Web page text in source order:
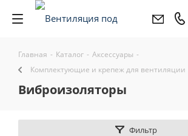
Главная - Каталог - Аксессуары -
Комплектующие и крепеж для вентиляции
виброизоляторы
Фильтр